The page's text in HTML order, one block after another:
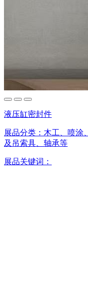
液压缸密封件
展品分类： 木工、喷涂
及吊索具、轴承等
展品关键词：